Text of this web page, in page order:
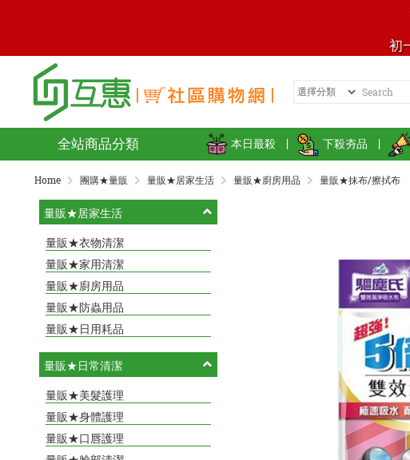
初
全站商品分類 本日最殺 | 下殺夯品 |
Home 團購★量販 量販★居家生活 量販★廚房用品 量販★抹布/擦拭布
量販★居家生活
量販★衣物清潔
量販★家用清潔
量販★廚房用品
量販★防蟲用品
量販★日用耗品
量販★日常清潔
量販★美髮護理
量販★身體護理
量販★口唇護理